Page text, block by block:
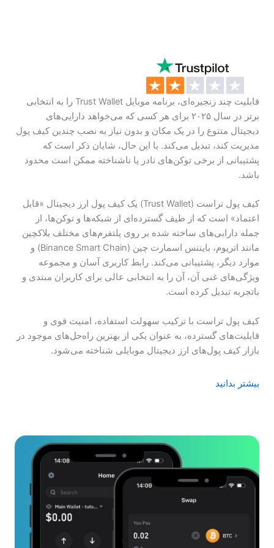
قابلیت چند زنجیره‌ای، برنامه موبایل Trust Wallet را به انتخابی
برتر در سال ۲۰۲۵ برای هر کسی که می‌خواهد دارایی‌های
دیجیتال متنوع را در یک مکان و بدون نیاز به نصب چندین کیف پول
مدیریت کند، تبدیل می‌کند. با این حال، شایان ذکر است که
پشتیبانی از برخی توکن‌های نادر یا ناشناخته ممکن است محدود
باشد.
کیف پول تراست (Trust Wallet) یک کیف پول ارز دیجیتال «قابل
اعتماد» است که از طیف گسترده‌ای از شبکه‌ها و توکن‌ها، از
جمله دارایی‌های ساخته شده بر روی پلتفرم‌های مختلف بلاکچین
مانند اتریوم، بایننس اسمارت چین (Binance Smart Chain) و
موارد دیگر، پشتیبانی می‌کند. رابط کاربری آسان و مجموعه
ویژگی‌های غنی آن، آن را به انتخابی عالی برای کاربران مبتدی و
باتجربه تبدیل کرده است.
کیف پول تراست با ترکیب سهولت استفاده، امنیت قوی و
قابلیت‌های گسترده، به عنوان یکی از بهترین راه‌حل‌های موجود در
بازار کیف پول‌های ارز دیجیتال موبایلی شناخته می‌شود.
بیشتر بدانید